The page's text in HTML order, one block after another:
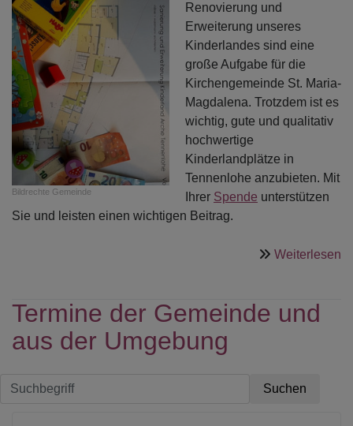
Bildrechte Gemeinde
Renovierung und
Erweiterung unseres
Kinderlandes sind eine
große Aufgabe für die
Kirchengemeinde St. Maria-
Magdalena. Trotzdem ist es
wichtig, gute und qualitativ
hochwertige
Kinderlandplätze in
Tennenlohe anzubieten. Mit
Ihrer Spende unterstützen
Sie und leisten einen wichtigen Beitrag.
Weiterlesen
Termine der Gemeinde und
aus der Umgebung